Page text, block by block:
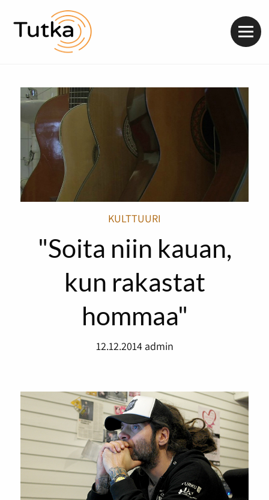
KULTTUURI
"Soita niin kauan,
kun rakastat
hommaa"
12.12.2014 admin